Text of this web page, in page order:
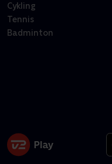
Cykling
Tennis
Badminton